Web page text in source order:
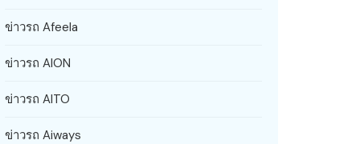
ข่าวรถ Afeela
ข่าวรถ AION
ข่าวรถ AITO
ข่าวรถ Aiways